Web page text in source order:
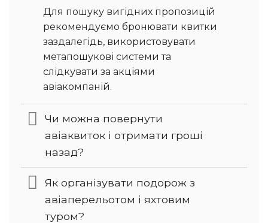
Для пошуку вигідних пропозицій
рекомендуємо бронювати квитки
заздалегідь, використовувати
метапошукові системи та
слідкувати за акціями
авіакомпаній.
Чи можна повернути
авіаквиток і отримати гроші
назад?
Як організувати подорож з
авіаперельотом і яхтовим
туром?